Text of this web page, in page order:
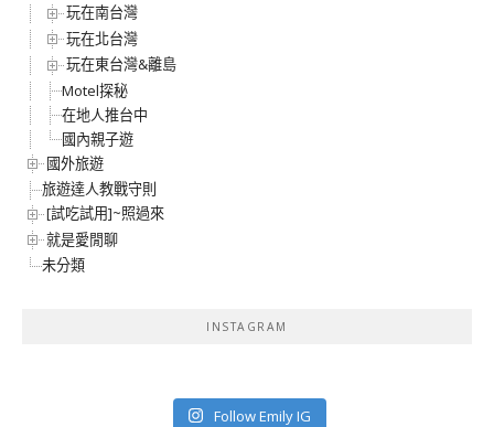
玩在南台灣
玩在北台灣
玩在東台灣&離島
Motel探秘
在地人推台中
國內親子遊
國外旅遊
旅遊達人教戰守則
[試吃試用]~照過來
就是愛閒聊
未分類
INSTAGRAM
Follow Emily IG